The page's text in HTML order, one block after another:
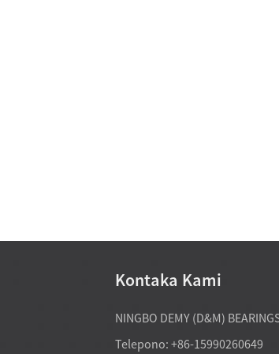
Kontaka Kami
NINGBO DEMY (D&M)
Telepono: +86-15990260649
bearing model makasuporta sa mga
07-20-
Ang